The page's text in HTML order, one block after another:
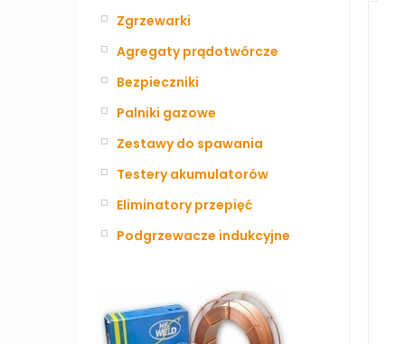
Zgrzewarki
Agregaty prądotwórcze
Bezpieczniki
Palniki gazowe
Zestawy do spawania
Testery akumulatorów
Eliminatory przepięć
Podgrzewacze indukcyjne